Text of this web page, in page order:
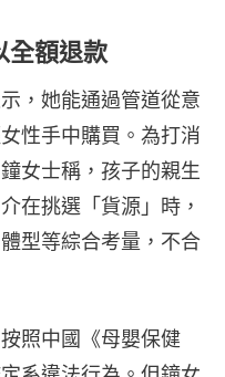
全額退款
，她能通過管道從意
性手中購買。為打消
女士稱，孩子的親生
在挑選「貨源」時，
型等綜合考量，不合
照中國《母嬰保健